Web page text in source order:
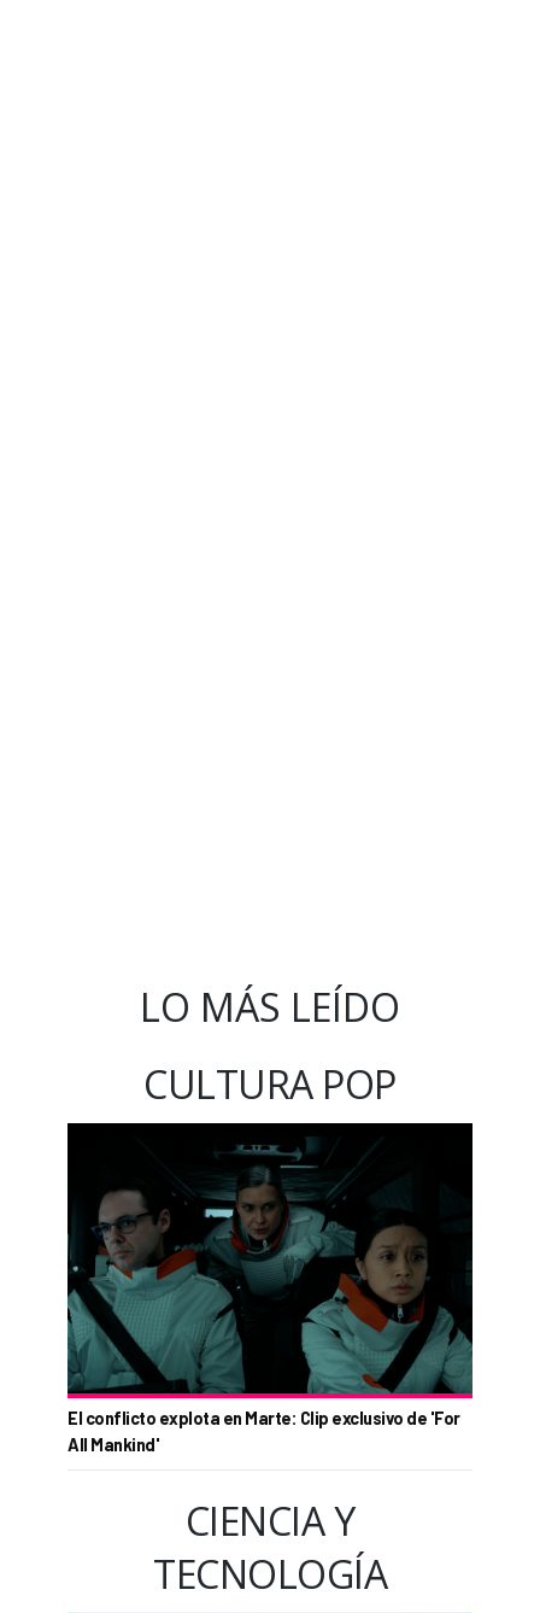
LO MÁS LEÍDO
CULTURA POP
El conflicto explota en Marte: Clip exclusivo de 'For
All Mankind'
CIENCIA Y
TECNOLOGÍA